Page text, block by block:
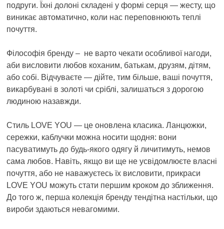
подруги. Їхні долоні складені у формі серця — жесту, що
виникає автоматично, коли нас переповнюють теплі
почуття.
Філософія бренду – не варто чекати особливої нагоди,
аби висловити любов коханим, батькам, друзям, дітям,
або собі. Відчуваєте — дійте, тим більше, ваші почуття,
викарбувані в золоті чи сріблі, залишаться з дорогою
людиною назавжди.
Стиль LOVE YOU — це оновлена класика. Ланцюжки,
сережки, каблучки можна носити щодня: вони
пасуватимуть до будь-якого одягу й личитимуть, немов
сама любов. Навіть, якщо ви ще не усвідомлюєте власні
почуття, або не наважуєтесь їх висловити, прикраси
LOVE YOU можуть стати першим кроком до зближення.
До того ж, перша колекція бренду тендітна настільки, що
вироби здаються невагомими.